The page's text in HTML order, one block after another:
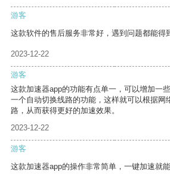
游客
这款软件的售后服务非常好，遇到问题都能得
2023-12-22
游客
这款加速器app的功能有点单一，可以增加一
一个自动切换线路的功能，这样就可以根据网
路，从而获得更好的加速效果。
2023-12-22
游客
这款加速器app的操作非常简单，一键加速就